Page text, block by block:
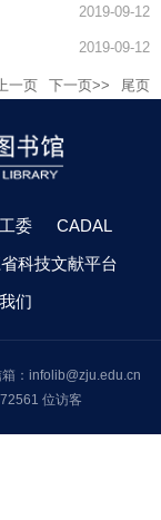
2019-09-12
2019-09-12
一页 下一页>> 尾页
委
CADAL
科技文献平台
们
：infolib@zju.edu.cn
位访客